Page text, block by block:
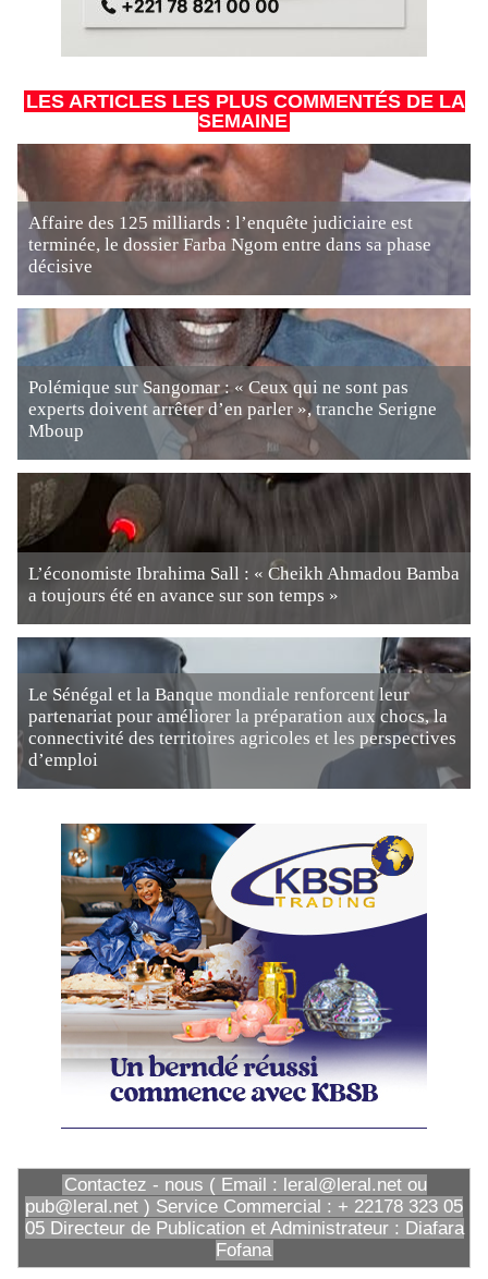
LES ARTICLES LES PLUS COMMENTÉS DE LA
SEMAINE
Affaire des 125 milliards : l’enquête judiciaire est
terminée, le dossier Farba Ngom entre dans sa phase
décisive
Polémique sur Sangomar : « Ceux qui ne sont pas
experts doivent arrêter d’en parler », tranche Serigne
Mboup
L’économiste Ibrahima Sall : « Cheikh Ahmadou Bamba
a toujours été en avance sur son temps »
Le Sénégal et la Banque mondiale renforcent leur
partenariat pour améliorer la préparation aux chocs, la
connectivité des territoires agricoles et les perspectives
d’emploi
Contactez - nous ( Email : leral@leral.net ou
pub@leral.net ) Service Commercial : + 22178 323 05
05 Directeur de Publication et Administrateur : Diafara
Fofana